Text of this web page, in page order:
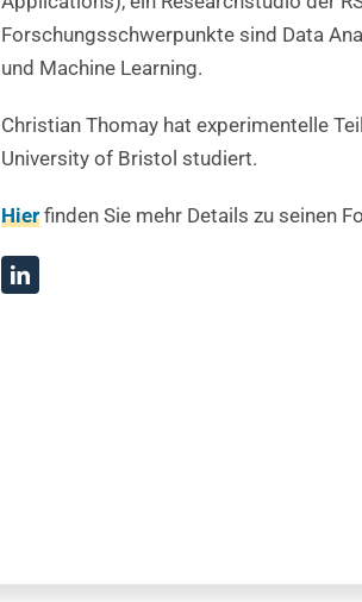
Forschungsschwerpunkte sind Data
und Machine Learning.
Christian Thomay hat experimentelle
University of Bristol studiert.
Hier finden Sie mehr Details zu seinen